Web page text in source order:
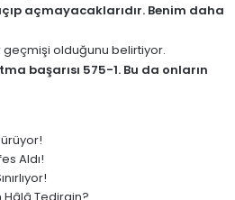
açmayacaklarıdır. Benim daha
geçmişi olduğunu belirtiyor.
başarısı 575-1. Bu da onların
Aldı!